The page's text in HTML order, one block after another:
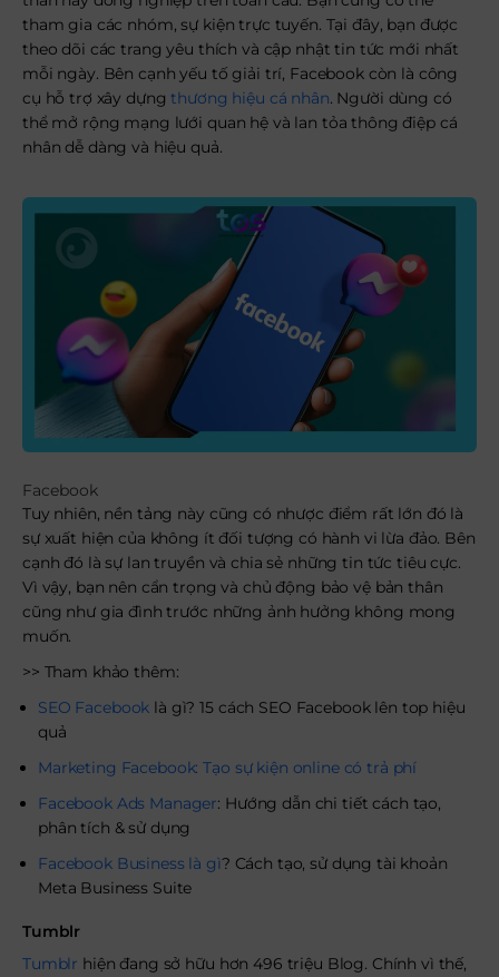
tham gia các nhóm, sự kiện trực tuyến. Tại đây, bạn được
theo dõi các trang yêu thích và cập nhật tin tức mới nhất
mỗi ngày. Bên cạnh yếu tố giải trí, Facebook còn là công
cụ hỗ trợ xây dựngthương hiệu cá nhân. Người dùng có
thể mở rộng mạng lưới quan hệ và lan tỏa thông điệp cá
nhân dễ dàng và hiệu quả.
Facebook
Tuy nhiên, nền tảng này cũng có nhược điểm rất lớn đó là
sự xuất hiện của không ít đối tượng có hành vi lừa đảo. Bên
cạnh đó là sự lan truyền và chia sẻ những tin tức tiêu cực.
Vì vậy, bạn nên cẩn trọng và chủ động bảo vệ bản thân
cũng như gia đình trước những ảnh hưởng không mong
muốn.
>> Tham khảo thêm:
SEO Facebook là gì? 15 cách SEO Facebook lên top hiệu
quả
Marketing Facebook: Tạo sự kiện online có trả phí
Facebook Ads Manager: Hướng dẫn chi tiết cách tạo,
phân tích & sử dụng
Facebook Business là gì? Cách tạo, sử dụng tài khoản
Meta Business Suite
Tumblr
Tumblr hiện đang sở hữu hơn 496 triệu Blog. Chính vì thế,